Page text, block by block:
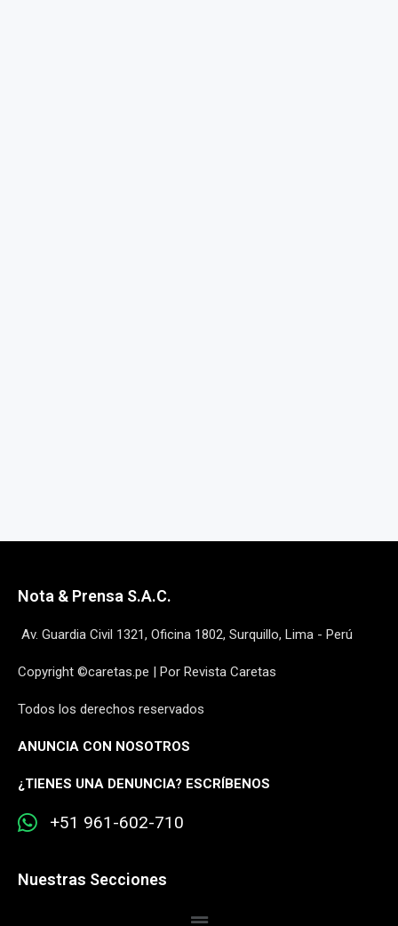
Nota & Prensa S.A.C.
Av. Guardia Civil 1321, Oficina 1802, Surquillo, Lima - Perú
Copyright ©caretas.pe | Por Revista Caretas
Todos los derechos reservados
ANUNCIA CON NOSOTROS
¿TIENES UNA DENUNCIA? ESCRÍBENOS
+51 961-602-710
Nuestras Secciones